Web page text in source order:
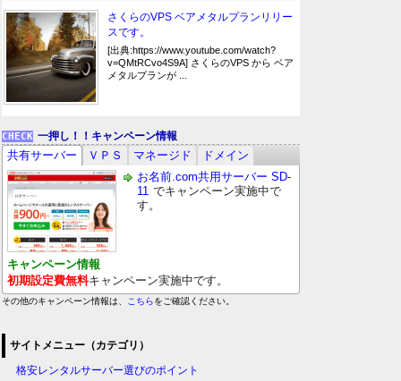
さくらのVPS ベアメタルプランリリー
スです。
[出典:https://www.youtube.com/watch?
v=QMtRCvo4S9A] さくらのVPS から ベア
メタルプランが ...
一押し！！キャンペーン情報
共有サーバー ＶＰＳ マネージド
ドメイン
お名前.com共用サーバー SD-
11 でキャンペーン実施中で
す。
キャンペーン情報
初期設定費無料キャンペーン実施中です。
その他のキャンペーン情報は、 こちらをご確認ください。
サイトメニュー（カテゴリ）
格安レンタルサーバー選びのポイント